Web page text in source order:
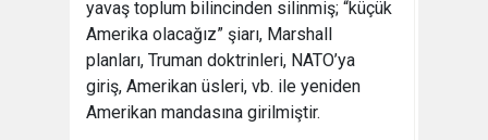
yavaş toplum bilincinden silinmiş; “küçük
Amerika olacağız” şiarı, Marshall
planları, Truman doktrinleri, NATO’ya
giriş, Amerikan üsleri, vb. ile yeniden
Amerikan mandasına girilmiştir.